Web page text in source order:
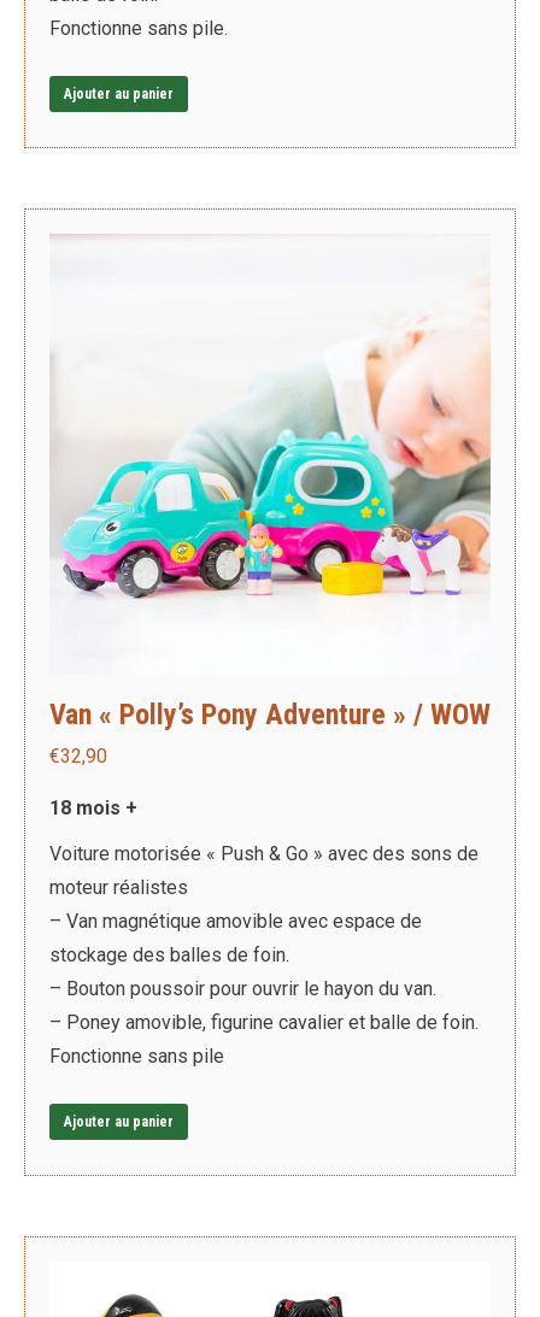
Fonctionne sans pile.
Ajouter au panier
Van « Polly’s Pony Adventure » / WOW
€32,90
18 mois +
Voiture motorisée « Push & Go » avec des sons de
moteur réalistes
– Van magnétique amovible avec espace de
stockage des balles de foin.
– Bouton poussoir pour ouvrir le hayon du van.
– Poney amovible, figurine cavalier et balle de foin.
Fonctionne sans pile
Ajouter au panier